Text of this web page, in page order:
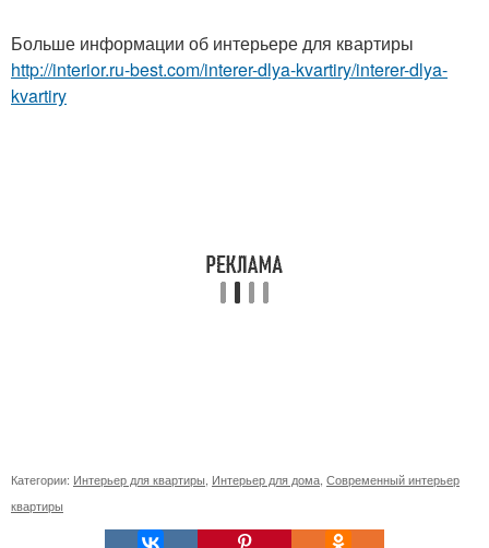
Больше информации об интерьере для квартиры
http://interior.ru-best.com/interer-dlya-kvartiry/interer-dlya-
kvartiry
Категории: Интерьер для квартиры Интерьер для дома Современный интерьер
квартиры